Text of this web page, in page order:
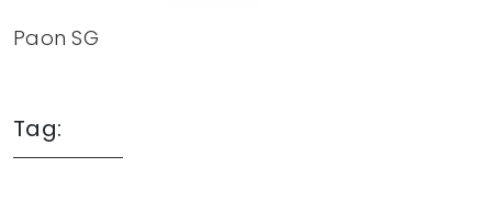
Paon SG
Tag: